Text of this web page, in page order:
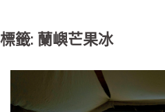
標籤: 蘭嶼芒果冰